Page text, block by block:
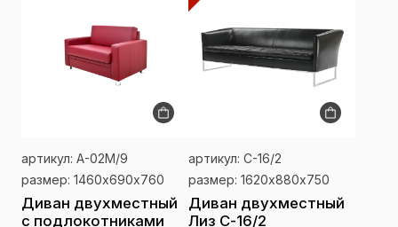
артикул: А-02М/9
размер: 1460х690х760
Диван двухместный
с подлокотниками
артикул: С-16/2
размер: 1620х880х750
Диван двухместный
Лиз С-16/2